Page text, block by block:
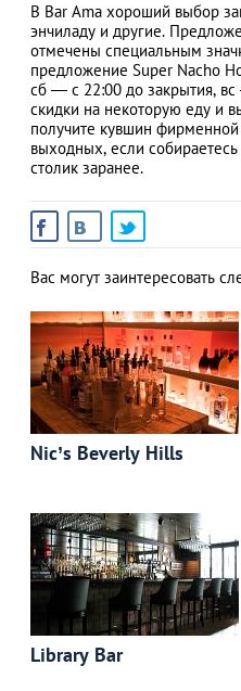
В Bar Ama хороший выбор
энчиладу и другие.
отмечены специальным
предложение Super Nacho
сб ― с 22:00 до закрытия,
скидки на некоторую еду и
получите кувшин
выходных, если
столик заранее.
Вас могут заинтересовать
Nic’s Beverly Hills
Library Bar